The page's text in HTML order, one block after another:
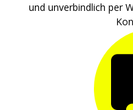
und unverbindlich per